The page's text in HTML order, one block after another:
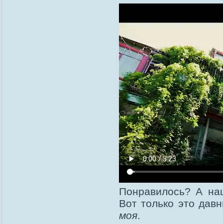
Понравилось? А
Вот только это
моя.